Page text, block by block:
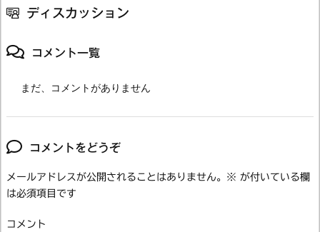
ディスカッション
コメント一覧
まだ、コメントがありません
コメントをどうぞ
メールアドレスが公開されることはありません。 ※ が付いている欄
は必須項目です
コメント